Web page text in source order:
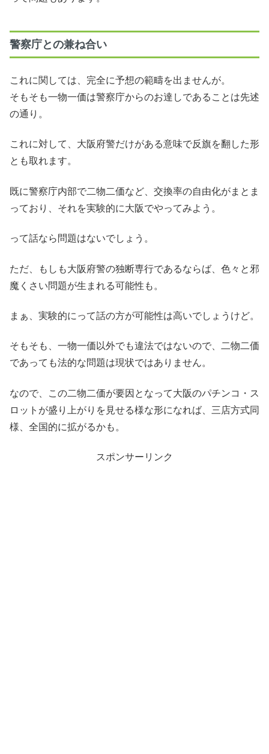
警察庁との兼ね合い
これに関しては、完全に予想の範疇を出ませんが。
そもそも一物一価は警察庁からのお達しであることは先述
の通り。
これに対して、大阪府警だけがある意味で反旗を翻した形
とも取れます。
既に警察庁内部で二物二価など、交換率の自由化がまとま
っており、それを実験的に大阪でやってみよう。
って話なら問題はないでしょう。
ただ、もしも大阪府警の独断専行であるならば、色々と邪
魔くさい問題が生まれる可能性も。
まぁ、実験的にって話の方が可能性は高いでしょうけど。
そもそも、一物一価以外でも違法ではないので、二物二価
であっても法的な問題は現状ではありません。
なので、この二物二価が要因となって大阪のパチンコ・ス
ロットが盛り上がりを見せる様な形になれば、三店方式同
様、全国的に拡がるかも。
スポンサーリンク